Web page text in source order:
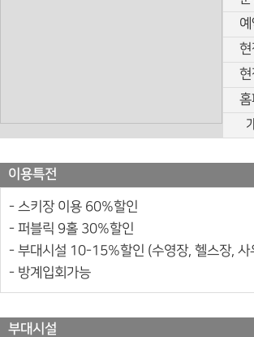
현
현
홈
이용특전
- 스키장 이용 60%할인
- 퍼블릭 9홀 30%할인
- 부대시설 10-15%할인 (수영장, 헬스장, 사
- 방계입회가능
부대시설